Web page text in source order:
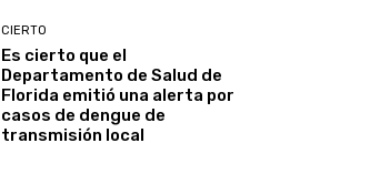
CIERTO
Es cierto que el
Departamento de Salud de
Florida emitió una alerta por
casos de dengue de
transmisión local